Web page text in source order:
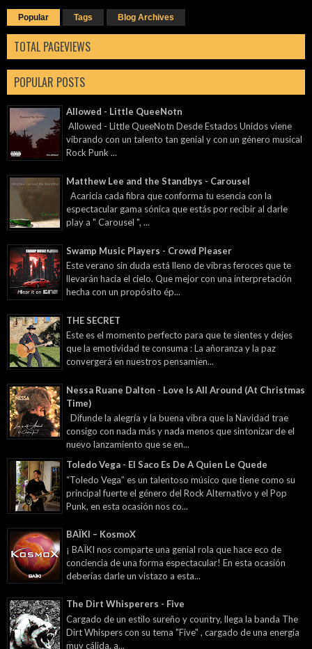
Popular Tags Blog Archives
TOTAL PAGEVIEWS
POPULAR POSTS
Allowed - Little QueeNotn
Allowed - Little QueeNotn Desde Estados Unidos viene
vibrando con un talento tan genial y con un género musical
Rock Punk ...
Matthew Lee and the Standbys - Carousel
Acaricia cada fibra que conforma tu esencia con la
espectacular gama sónica que estás por recibir al darle
play a " Carousel ", ...
Swamp Music Players - Crowd Pleaser
Este verano sin duda está lleno de vibras feroces que te
llevarán hacia el cielo. Que mejor con una interpretación
hecha con un propósito ép...
THE SECRET
Este es el momento perfecto para que te sientes y dejes
que la emotividad te consuma : La añoranza y la paz
convergerá en nuestros pensamien...
Nessa Ruane Dalton - Love Is All Around (At Christmas
Time)
Difunde la alegría y la buena vibra que la Navidad trae
consigo con nada más y nada menos que sintonizar de el
nuevo lanzamiento que se en...
Toledo Vega - El Saco Es De A Quien Le Quede
“Toledo Vega” es un talentoso músico que tiene como su
principal fuerte el género del Rock Alternativo y el Pop
Punk, en esta ocasión nos co...
BAÏKI – KosmoX
¡ BAÏKI nos comparte una genial rola que hace eco de
conciencia de una forma espectacular! En esta ocasión
deberías darle un vistazo a esta...
The Dirt Whisperers - Five
Cargado de un estilo sureño y country, llega la banda The
Dirt Whispers con su tema "Five" , cargado de una energía
muy cálida, a...